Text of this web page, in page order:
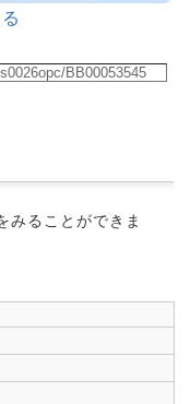
みることができま